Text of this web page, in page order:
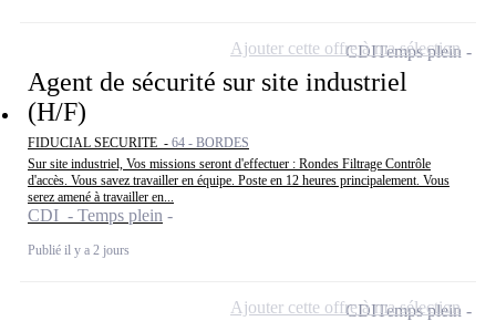
Agent de sécurité sur site industriel
(H/F)
FIDUCIAL SECURITE - 64 - BORDES
Sur site industriel, Vos missions seront d'effectuer : Rondes Filtrage Contrôle
d'accès. Vous savez travailler en équipe. Poste en 12 heures principalement. Vous
serez amené à travailler en...
CDI - Temps plein
Publié il y a 2 jours
CDITemps plein
Ajouter cette offre à ma sélection
CDITemps plein
Ajouter cette offre à ma sélection